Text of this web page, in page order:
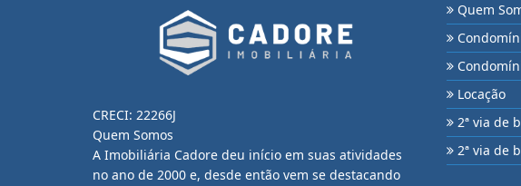
CRECI: 22266J
Quem Somos
A Imobiliária Cadore deu início em suas atividades
no ano de 2000 e, desde então vem se destacando
Quem
Locação
2ª via de
2ª via de